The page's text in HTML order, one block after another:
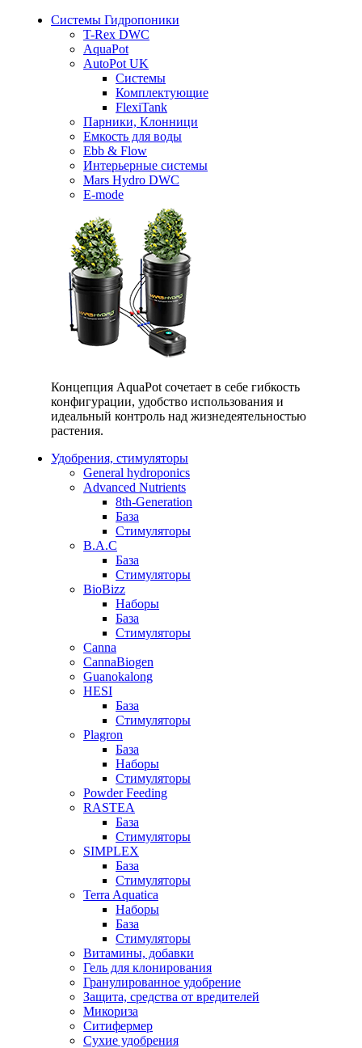
Системы Гидропоники
T-Rex DWC
AquaPot
AutoPot UK
Системы
Комплектующие
FlexiTank
Парники, Клонници
Емкость для воды
Ebb & Flow
Интерьерные системы
Mars Hydro DWC
E-mode
Концепция AquaPot сочетает в себе гибкость
конфигурации, удобство использования и
идеальный контроль над жизнедеятельностью
растения.
Удобрения, стимуляторы
General hydroponics
Advanced Nutrients
8th-Generation
База
Стимуляторы
B.A.C
База
Стимуляторы
BioBizz
Наборы
База
Стимуляторы
Canna
CannaBiogen
Guanokalong
HESI
База
Стимуляторы
Plagron
База
Наборы
Стимуляторы
Powder Feeding
RASTEA
База
Стимуляторы
SIMPLEX
База
Стимуляторы
Terra Aquatica
Наборы
База
Стимуляторы
Витамины, добавки
Гель для клонирования
Гранулированное удобрение
Защита, средства от вредителей
Микориза
Ситифермер
Сухие удобрения